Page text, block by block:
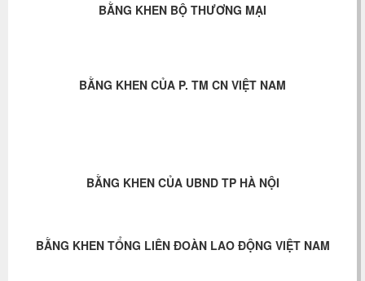
BẰNG KHEN BỘ THƯƠNG MẠI
BẰNG KHEN CỦA P. TM CN VIỆT NAM
BẰNG KHEN CỦA UBND TP HÀ NỘI
BẰNG KHEN TỔNG LIÊN ĐOÀN LAO ĐỘNG VIỆT NAM